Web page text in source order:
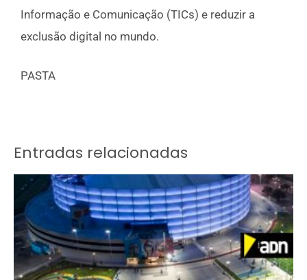
Informação e Comunicação (TICs) e reduzir a
exclusão digital no mundo.
PASTA
Entradas relacionadas